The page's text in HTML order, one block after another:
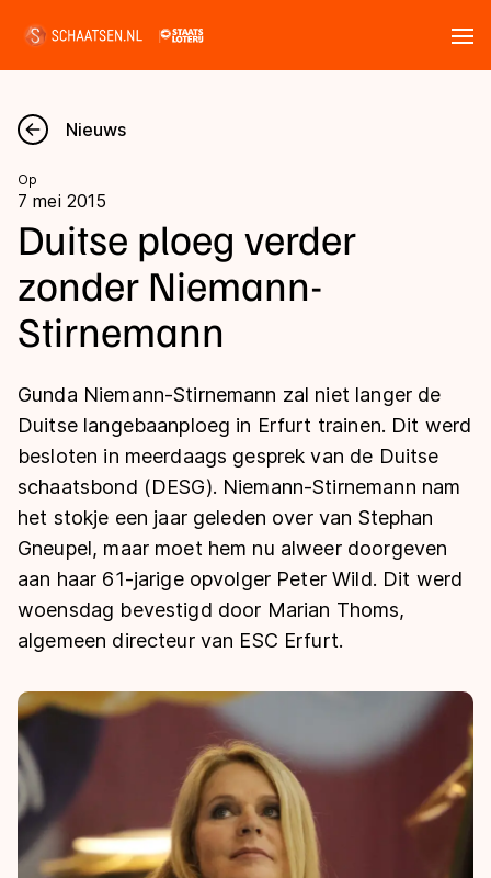
Nieuws
Kalender
Disciplines
Marathon
Inlineskaten
Kunstschaatsen
Schoonrijden
Natuurijs
Uitslagen
Langebaan
Shorttrack
Marathon
Inlineskaten
Kunstschaatsen
Tijden & historie
Ranglijsten Langebaan
Persoonlijke records & tijden
Historie & statistiek
De weg op
Inschrijven wedstrijden
Algemene Nederlandse Schaatstijd
Deze zomer de weg op
Schaatsfans
Alles voor jou als schaatsfan
Evenementen
Tickets
Livestreams
Word schaatsfan!
Winacties
Olympische Spelen
Olympische Spelen
Medaille overzicht
Medaillespiegel
Olympische uitslagen
Van Jong tot Goud verhalen
Nieuws
Op
7 mei 2015
Duitse ploeg verder
zonder Niemann-
Stirnemann
Gunda Niemann-Stirnemann zal niet langer de
Duitse langebaanploeg in Erfurt trainen. Dit werd
besloten in meerdaags gesprek van de Duitse
schaatsbond (DESG). Niemann-Stirnemann nam
het stokje een jaar geleden over van Stephan
Gneupel, maar moet hem nu alweer doorgeven
aan haar 61-jarige opvolger Peter Wild. Dit werd
woensdag bevestigd door Marian Thoms,
algemeen directeur van ESC Erfurt.